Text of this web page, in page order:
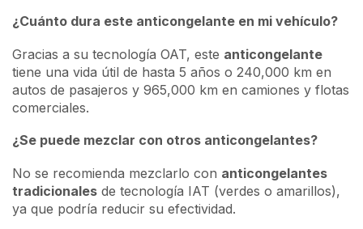
¿Cuánto dura este anticongelante en mi vehículo?
Gracias a su tecnología OAT, este anticongelante
tiene una vida útil de hasta 5 años o 240,000 km en
autos de pasajeros y 965,000 km en camiones y flotas
comerciales.
¿Se puede mezclar con otros anticongelantes?
No se recomienda mezclarlo con anticongelantes
tradicionales de tecnología IAT (verdes o amarillos),
ya que podría reducir su efectividad.